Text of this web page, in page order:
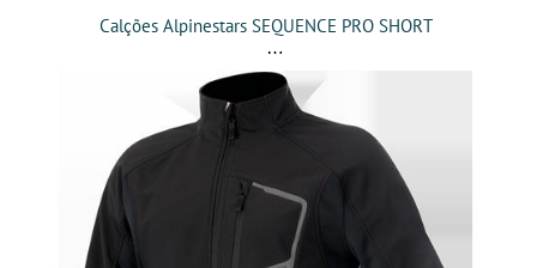
Calções Alpinestars SEQUENCE PRO SHORT